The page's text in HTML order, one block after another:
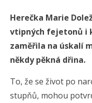
Herečka Marie
vtipných fejetonů i
zaměřila na úskalí
někdy pěkná dřina.
To, že se život po
stupňů, mohou